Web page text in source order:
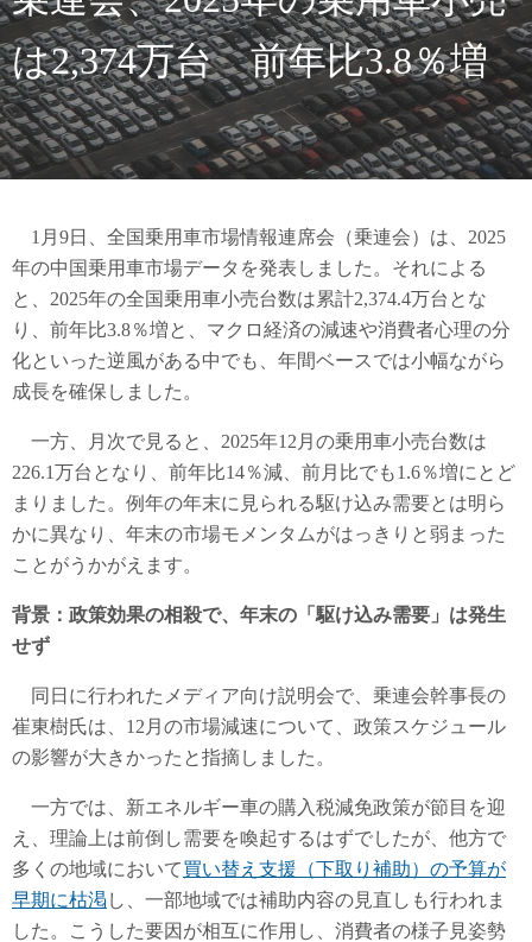
は2,374万台 前年比3.8％増
1月9日、全国乗用車市場情報連席会（乗連会）は、2025
年の中国乗用車市場データを発表しました。それによる
と、2025年の全国乗用車小売台数は累計2,374.4万台とな
り、前年比3.8％増と、マクロ経済の減速や消費者心理の分
化といった逆風がある中でも、年間ベースでは小幅ながら
成長を確保しました。
一方、月次で見ると、2025年12月の乗用車小売台数は
226.1万台となり、前年比14％減、前月比でも1.6％増にとど
まりました。例年の年末に見られる駆け込み需要とは明ら
かに異なり、年末の市場モメンタムがはっきりと弱まった
ことがうかがえます。
背景：政策効果の相殺で、年末の「駆け込み需要」は発生
せず
同日に行われたメディア向け説明会で、乗連会幹事長の
崔東樹氏は、12月の市場減速について、政策スケジュール
の影響が大きかったと指摘しました。
一方では、新エネルギー車の購入税減免政策が節目を迎
え、理論上は前倒し需要を喚起するはずでしたが、他方で
多くの地域において買い替え支援（下取り補助）の予算が
早期に枯渇 し、一部地域では補助内容の見直しも行われま
した。こうした要因が相互に作用し、消費者の様子見姿勢